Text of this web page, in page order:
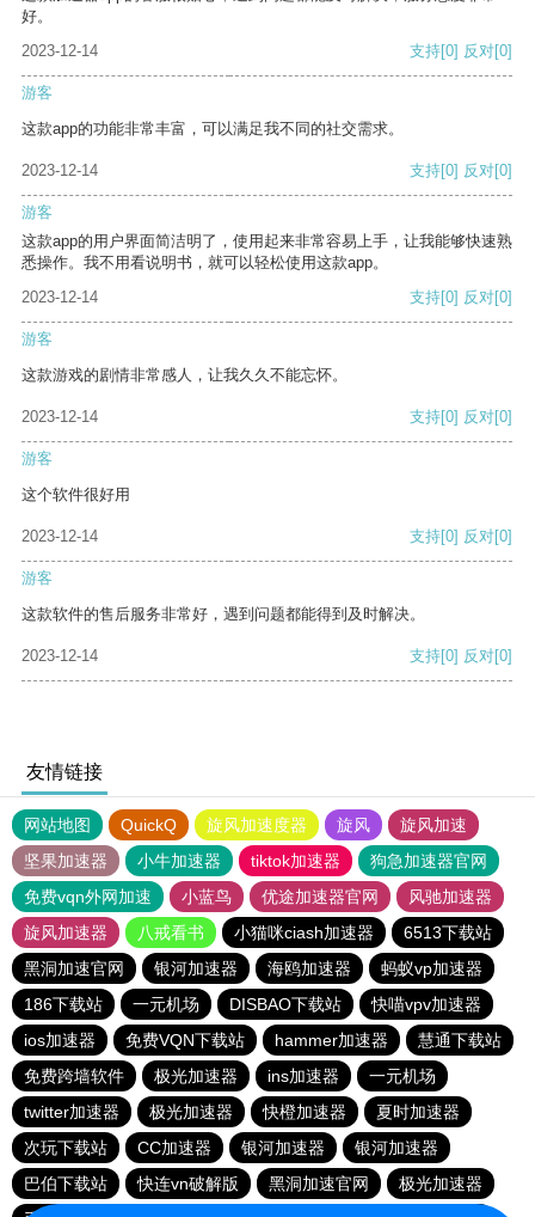
好。
2023-12-14
支持[0] 反对[0]
游客
这款app的功能非常丰富，可以满足我不同的社交需求。
2023-12-14 支持[0] 反对[0]
游客
这款app的用户界面简洁明了，使用起来非常容易上手，让我能够快速熟
悉操作。我不用看说明书，就可以轻松使用这款app。
2023-12-14
支持[0] 反对[0]
游客
这款游戏的剧情非常感人，让我久久不能忘怀。
2023-12-14 支持[0] 反对[0]
游客
这个软件很好用
2023-12-14 支持[0] 反对[0]
游客
这款软件的售后服务非常好，遇到问题都能得到及时解决。
2023-12-14 支持[0] 反对[0]
友情链接
网站地图 QuickQ 旋风加速度器 旋风
旋风加速
坚果加速器
小牛加速器 tiktok加速器
狗急加速器官网
免费vqn外网加速
小蓝鸟 优途加速器官网
风驰加速器
旋风加速器
八戒看书 小猫咪ciash加速器
6513下载站
黑洞加速官网
银河加速器 海鸥加速器
蚂蚁vp加速器
186下载站
一元机场 DISBAO下载站
快喵vpv加速器
ios加速器
免费VQN下载站 hammer加速器
慧通下载站
免费跨墙软件
极光加速器 ins加速器
一元机场
twitter加速器
极光加速器 快橙加速器
夏时加速器
次玩下载站
CC加速器 银河加速器
银河加速器
巴伯下载站
快连vn破解版 黑洞加速官网
极光加速器